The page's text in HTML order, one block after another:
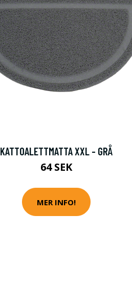
KATTOALETTMATTA XXL - GRÅ
64 SEK
MER INFO!